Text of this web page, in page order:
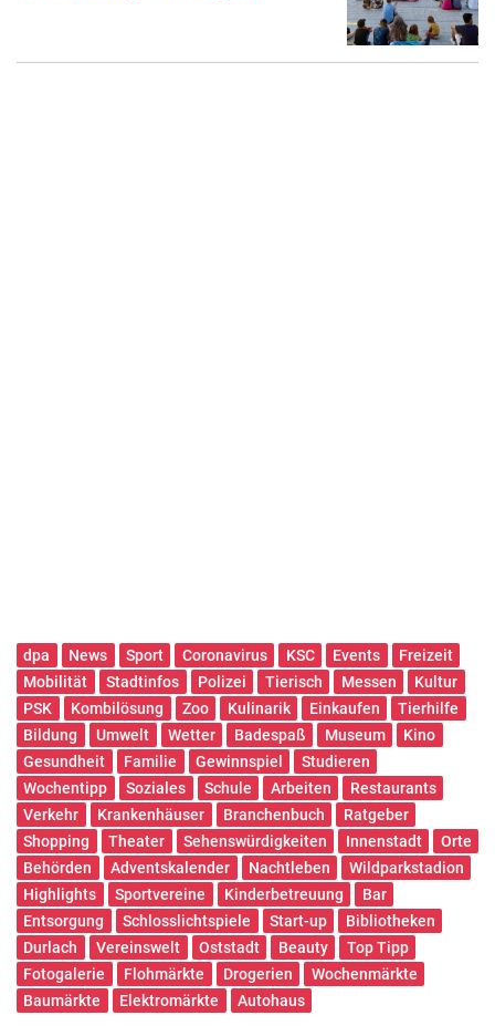
dpa News Sport Coronavirus KSC Events
Freizeit
Mobilität
Stadtinfos Polizei Tierisch Messen
Kultur
PSK
Kombilösung Zoo Kulinarik Einkaufen
Tierhilfe
Bildung
Umwelt Wetter Badespaß Museum
Kino
Gesundheit
Familie Gewinnspiel
Studieren
Wochentipp
Soziales Schule Arbeiten
Restaurants
Verkehr
Krankenhäuser Branchenbuch
Ratgeber
Shopping
Theater Sehenswürdigkeiten Innenstadt
Orte
Behörden
Adventskalender Nachtleben
Wildparkstadion
Highlights
Sportvereine Kinderbetreuung
Bar
Entsorgung
Schlosslichtspiele Start-up
Bibliotheken
Durlach
Vereinswelt Oststadt Beauty
Top Tipp
Fotogalerie
Flohmärkte Drogerien
Wochenmärkte
Baumärkte
Elektromärkte Autohaus